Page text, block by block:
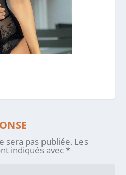
sera pas publiée. Les
indiqués avec *